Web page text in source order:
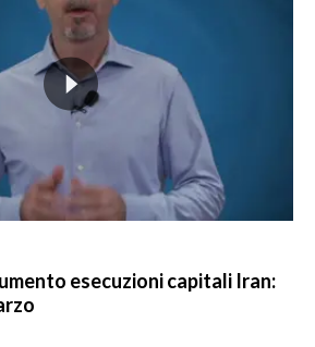
esecuzioni capitali Iran: